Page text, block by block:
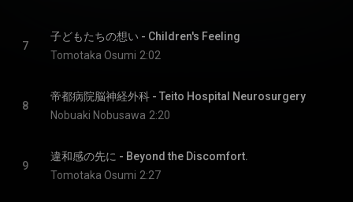
7
子どもたちの想い - Children's Feeling
Tomotaka Osumi 2:02
8
帝都病院脳神経外科 - Teito Hospital Neurosurgery
Nobuaki Nobusawa 2:20
9
違和感の先に - Beyond the Discomfort.
Tomotaka Osumi 2:27